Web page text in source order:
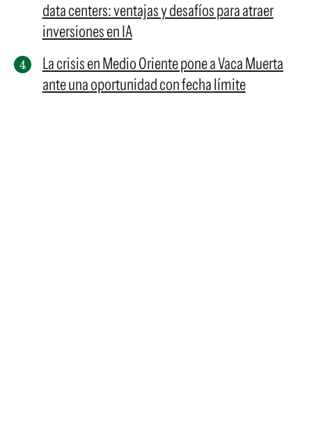
data centers: ventajas y desafíos para atraer
inversiones en IA
La crisis en Medio Oriente pone a Vaca Muerta
ante una oportunidad con fecha límite